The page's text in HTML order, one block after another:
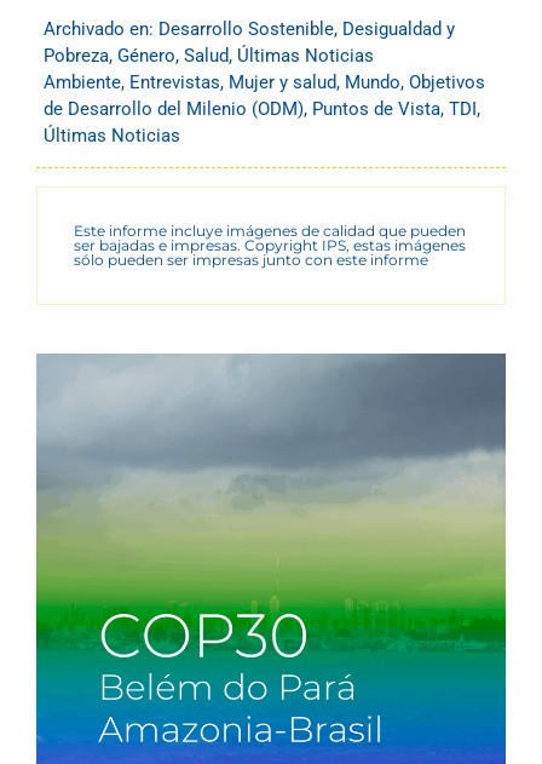
Archivado en: Desarrollo Sostenible, Desigualdad y
Pobreza, Género, Salud, Últimas Noticias
Ambiente, Entrevistas, Mujer y salud, Mundo, Objetivos
de Desarrollo del Milenio (ODM), Puntos de Vista, TDI,
Últimas Noticias
Este informe incluye imágenes de calidad que pueden
ser bajadas e impresas. Copyright IPS, estas imágenes
sólo pueden ser impresas junto con este informe